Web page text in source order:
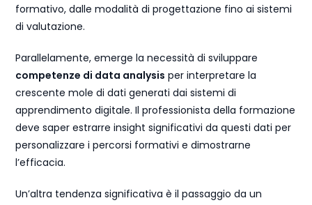
formativo, dalle modalità di progettazione fino ai sistemi
di valutazione.
Parallelamente, emerge la necessità di sviluppare
competenze di data analysis per interpretare la
crescente mole di dati generati dai sistemi di
apprendimento digitale. Il professionista della formazione
deve saper estrarre insight significativi da questi dati per
personalizzare i percorsi formativi e dimostrarne
l’efficacia.
Un’altra tendenza significativa è il passaggio da un